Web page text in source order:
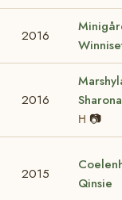
2016
2016
H 📷
2015
Qinsie